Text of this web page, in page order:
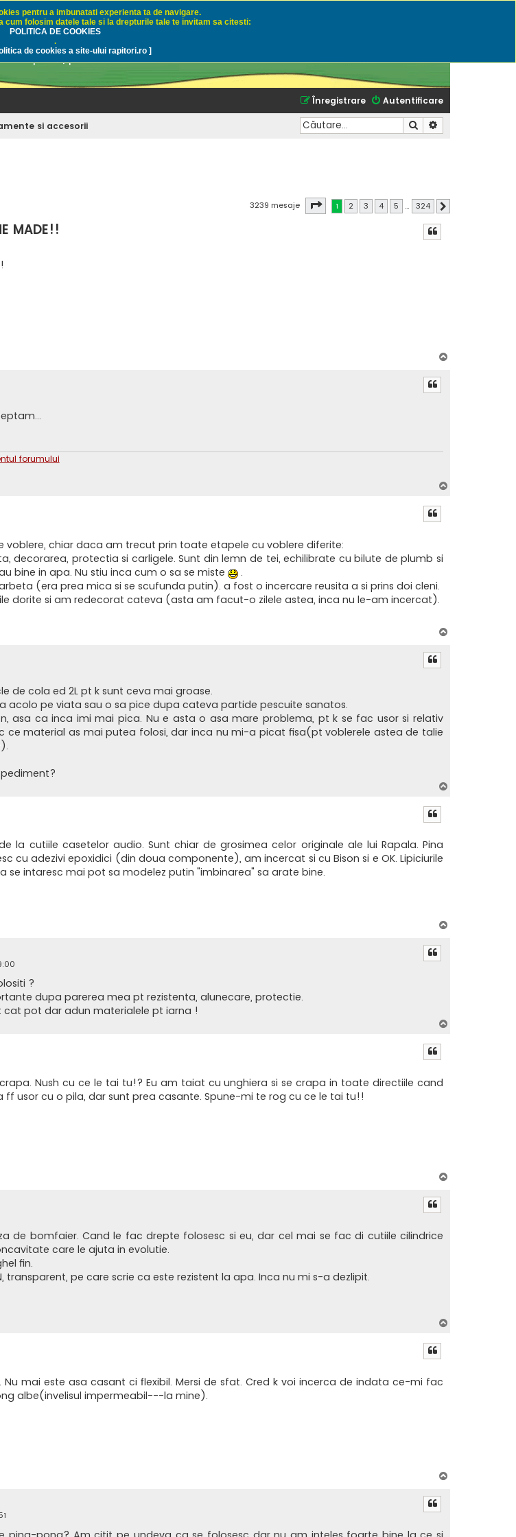
sportiv
la rapitori, pescuitul cu naluci sau momeli naturale
Autentificare
Înregistrare
si accesorii Căutare
3239 mesaje Pagina1 din 324
1 2 3 4 5 … 324
MADE!!
forumului
voblere, chiar daca am trecut prin toate etapele cu voblere diferite:
decorarea, protectia si carligele. Sunt din lemn de tei, echilibrate cu bilute de plumb si
bine in apa. Nu stiu inca cum o sa se miste
.
(era prea mica si se scufunda putin). a fost o incercare reusita a si prins doi cleni.
dorite si am redecorat cateva (asta am facut-o zilele astea, inca nu le-am incercat).
de cola ed 2L pt k sunt ceva mai groase.
acolo pe viata sau o sa pice dupa cateva partide pescuite sanatos.
asa ca inca imi mai pica. Nu e asta o asa mare problema, pt k se fac usor si relativ
ce material as mai putea folosi, dar inca nu mi-a picat fisa(pt voblerele astea de talie
la cutiile casetelor audio. Sunt chiar de grosimea celor originale ale lui Rapala. Pina
cu adezivi epoxidici (din doua componente), am incercat si cu Bison si e OK. Lipiciurile
se intaresc mai pot sa modelez putin "imbinarea" sa arate bine.
?
dupa parerea mea pt rezistenta, alunecare, protectie.
pot dar adun materialele pt iarna !
Nush cu ce le tai tu!? Eu am taiat cu unghiera si se crapa in toate directiile cand
ff usor cu o pila, dar sunt prea casante. Spune-mi te rog cu ce le tai tu!!
de bomfaier. Cand le fac drepte folosesc si eu, dar cel mai se fac di cutiile cilindrice
care le ajuta in evolutie.
fin.
transparent, pe care scrie ca este rezistent la apa. Inca nu mi s-a dezlipit.
mai este asa casant ci flexibil. Mersi de sfat. Cred k voi incerca de indata ce-mi fac
albe(invelisul impermeabil---la mine).
pentru a imbunatati experienta ta de navigare.
cum folosim datele tale si la drepturile tale te invitam sa citesti:
POLITICA DE COOKIES
.
de cookies a site-ului rapitori.ro ]